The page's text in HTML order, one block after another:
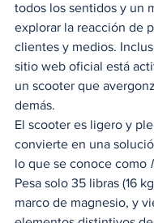
todos los sentidos y un
explorar la reacción de
clientes y medios.
sitio web oficial está
un scooter que
demás.
El scooter es ligero y
convierte en una
lo que se conoce como
Pesa solo 35 libras (16
marco de magnesio, y